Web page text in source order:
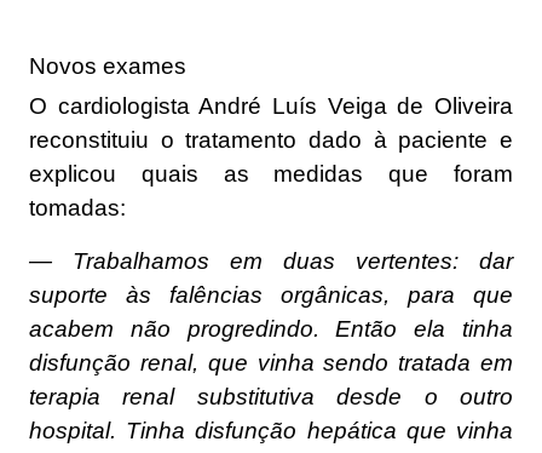
Novos exames
O cardiologista André Luís Veiga de Oliveira
reconstituiu o tratamento dado à paciente e
explicou quais as medidas que foram
tomadas:
— Trabalhamos em duas vertentes: dar
suporte às falências orgânicas, para que
acabem não progredindo. Então ela tinha
disfunção renal, que vinha sendo tratada em
terapia renal substitutiva desde o outro
hospital. Tinha disfunção hepática que vinha